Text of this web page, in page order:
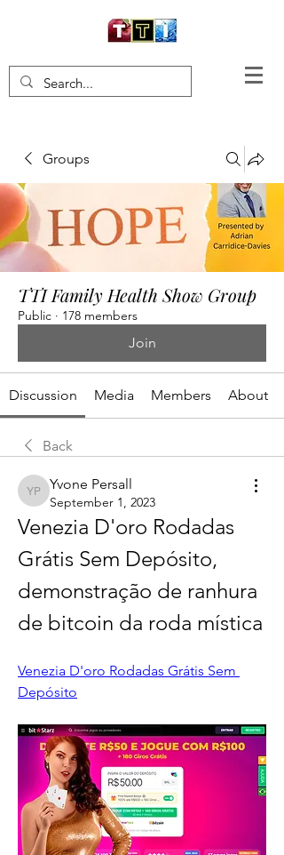
Groups
TTI Family Health Show Group
Public · 178 members
Join
Discussion Media Members About
Back
Yvone Persall
Yvone Persall
September 1, 2023
Venezia D'oro Rodadas
Grátis Sem Depósito,
demonstração de ranhura
de bitcoin da roda mística
Venezia D'oro Rodadas Grátis Sem
Depósito